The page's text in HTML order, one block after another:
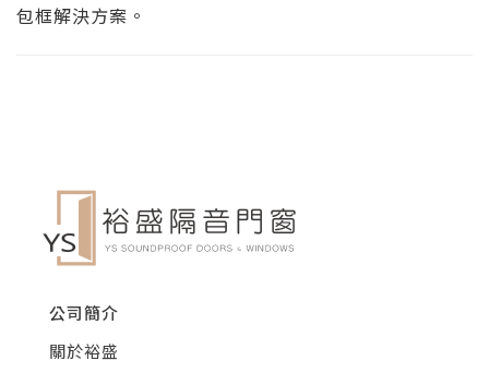
包框解決方案。
公司簡介
關於裕盛